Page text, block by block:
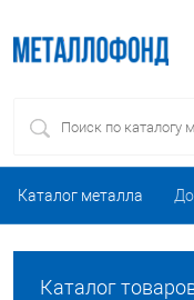
Каталог металла
Каталог